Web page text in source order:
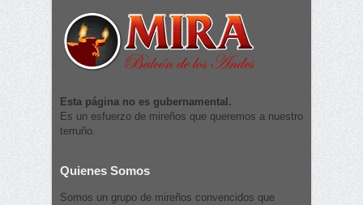
Esta página no es gubernamental.
Es un esfuerzo de mireños que queremos a nuestro
terruño.
Quienes Somos
Somos un grupo de mireños convencidos que